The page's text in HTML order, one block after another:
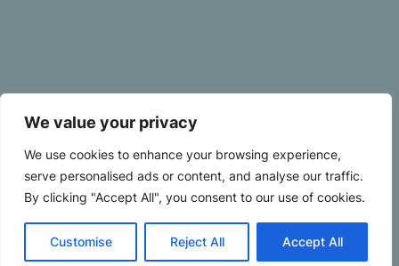
We value your privacy
We use cookies to enhance your browsing experience,
serve personalised ads or content, and analyse our traffic.
By clicking "Accept All", you consent to our use of cookies.
Customise Reject All Accept All